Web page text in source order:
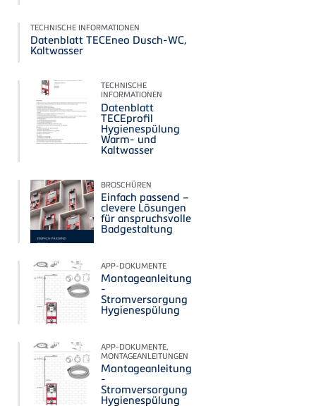
TECHNISCHE INFORMATIONEN
Datenblatt TECEneo Dusch-WC,
Kaltwasser
TECHNISCHE
INFORMATIONEN
Datenblatt
TECEprofil
Hygienespülung
Warm- und
Kaltwasser
BROSCHÜREN
Einfach passend –
clevere Lösungen
für anspruchsvolle
Badgestaltung
APP-DOKUMENTE
Montageanleitung
-
Stromversorgung
Hygienespülung
APP-DOKUMENTE,
MONTAGEANLEITUNGEN
Montageanleitung
-
Stromversorgung
Hygienespülung